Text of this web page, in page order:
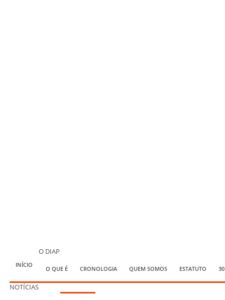
INÍCIO
O DIAP
O QUE É CRONOLOGIA QUEM SOMOS ESTATUTO
NOTÍCIAS